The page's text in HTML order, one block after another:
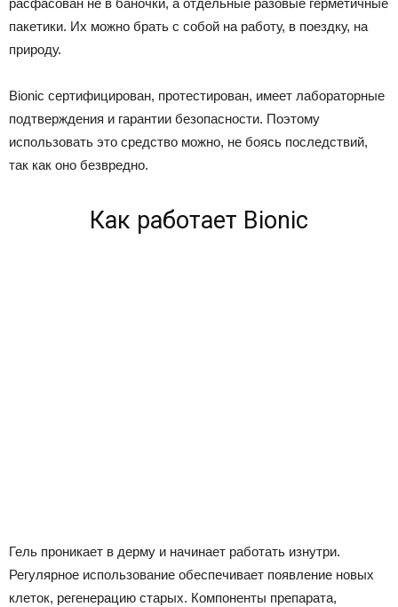
пакетики. Их можно брать с собой на работу, в поездку, на
природу.
Bionic сертифицирован, протестирован, имеет лабораторные
подтверждения и гарантии безопасности. Поэтому
использовать это средство можно, не боясь последствий,
так как оно безвредно.
Как работает Bionic
Гель проникает в дерму и начинает работать изнутри.
Регулярное использование обеспечивает появление новых
клеток, регенерацию старых. Компоненты препарата,